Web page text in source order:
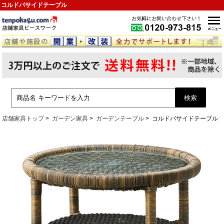
コルドバサイドテーブル
店舗家具トップ ガーデン家具 ガーデンテーブル コルドバサイドテーブル